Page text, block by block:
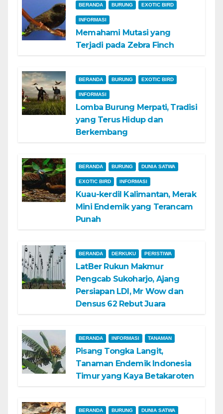
BERANDA BURUNG EXOTIC BIRD
INFORMASI
Memahami Mutasi yang
Terjadi pada Zebra Finch
BERANDA BURUNG EXOTIC BIRD
INFORMASI
Lomba Burung Merpati, Tradisi
yang Terus Hidup dan
Berkembang
BERANDA BURUNG DUNIA SATWA
EXOTIC BIRD INFORMASI
Kuau-kerdil Kalimantan, Merak
Mini Endemik yang Terancam
Punah
BERANDA DERKUKU PERISTIWA
LatBer Rukun Makmur
Pengcab Sukoharjo, Ajang
Persiapan LDI, Mr Wow dan
Densus 62 Rebut Juara
BERANDA INFORMASI TANAMAN
Pisang Tongka Langit,
Tanaman Endemik Indonesia
Timur yang Kaya Betakaroten
BERANDA BURUNG DUNIA SATWA